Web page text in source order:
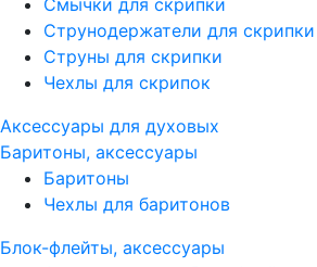
Смычки для скрипки
Струнодержатели для скрипки
Струны для скрипки
Чехлы для скрипок
Аксессуары для духовых
Баритоны, аксессуары
Баритоны
Чехлы для баритонов
Блок-флейты, аксессуары